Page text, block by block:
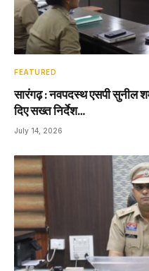
FEATURED
सारंगढ़ : नवपदस्थ एसपी सुनील
दिए सख्त निर्देश…
July 14, 2026